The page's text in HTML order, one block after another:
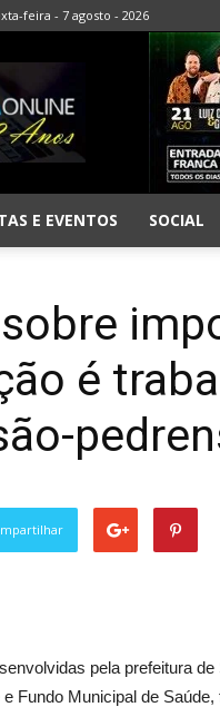
feira - 7 agosto - 2026
E EVENTOS SOCIAL
é
pela prefeitura
Fundo Municipal de